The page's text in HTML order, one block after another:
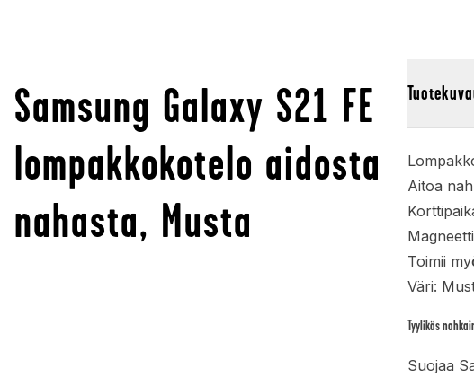
Samsung Galaxy S21 FE
lompakkokotelo aidosta
nahasta, Musta
Aitoa
Toimii
Väri:
Tyylikäs
Suojaa